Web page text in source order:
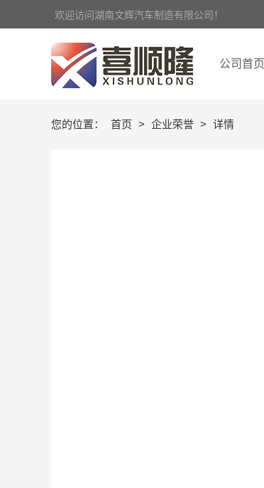
公司首页
欢迎访问湖南文辉汽车制造有限公司！
您的位置： 首页 > 企业荣誉 > 详情